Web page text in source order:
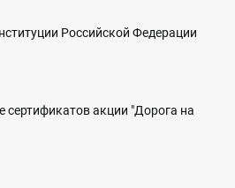
Российской Федерации
сертификатов акции "Дорога на